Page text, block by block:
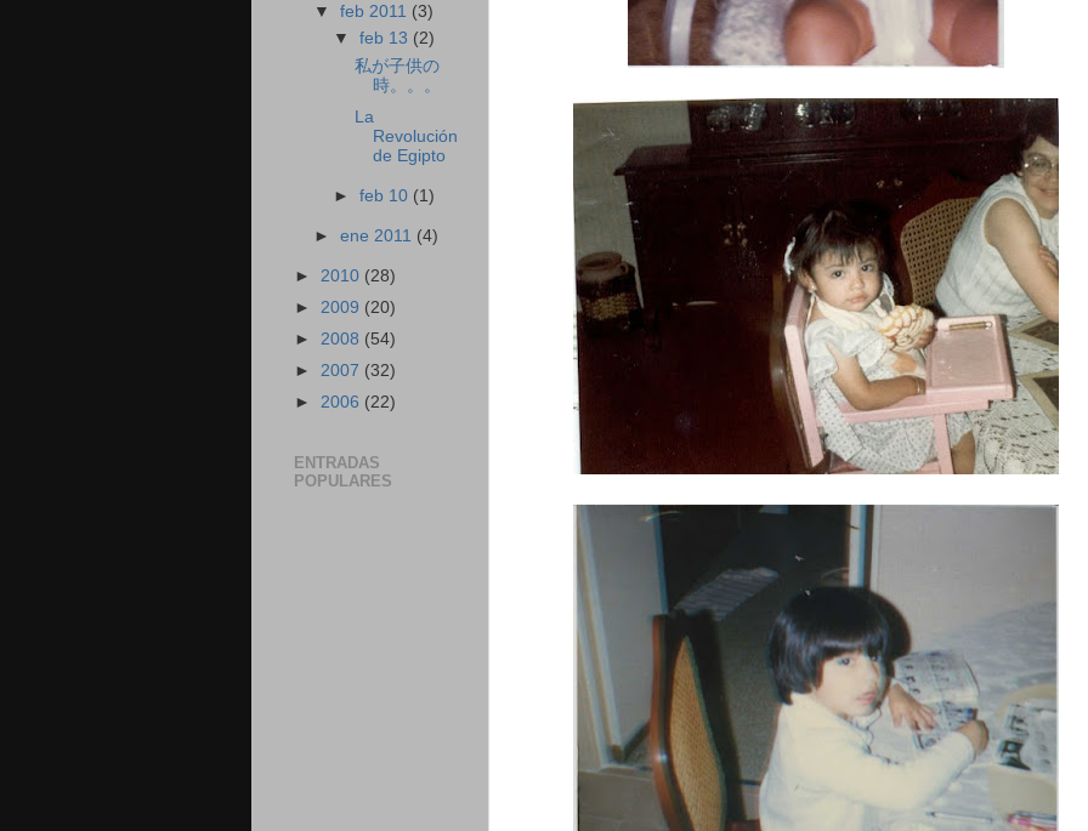
▼feb 2011 (3)
▼feb 13 (2)
私が子供の
時。。。
La
Revolución
de Egipto
►feb 10 (1)
►ene 2011 (4)
► 2010 (28)
► 2009 (20)
► 2008 (54)
► 2007 (32)
► 2006 (22)
ENTRADAS
POPULARES